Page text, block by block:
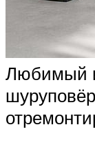
Любимый